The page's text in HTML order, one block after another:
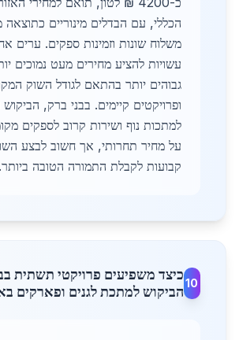
הכללי, עם הבדלים מינוריים כתוצאה
משלוח שונות וזמינות ספקים. ערים
עשויות להציע מחירים מעט נמוכים
גבוהים יותר בהתאם לגודל השוק
ופרויקטים קיימים. בבני ברק,
למתכות נוף ושירות קרוב לספקים
על מחיר תחרותי, אך חשוב לבצע
קבועות לקבלת התמורה הטובה ביותר.
10
כיצד משפיעים פרויקטי תשתית
הביקוש למתכת לגנים ופארקים